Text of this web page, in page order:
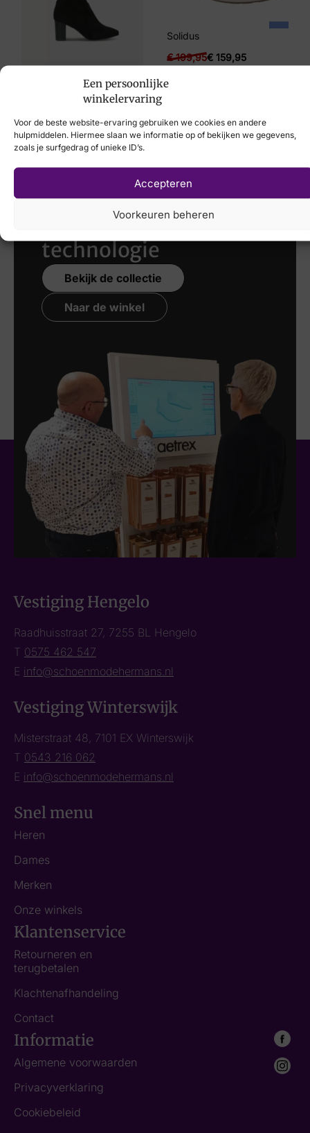
Een persoonlijke
winkelervaring
Voor de beste website-ervaring gebruiken we cookies en andere
hulpmiddelen. Hiermee slaan we informatie op of bekijken we gegevens,
zoals je surfgedrag of unieke ID’s.
Accepteren
Voorkeuren beheren
Olimpia
Solidus
€199,95€159,95
Laat uw voeten
scannenmet de
nieuwste 3D
technologie
Bekijk de collectie
Naar de winkel
Vestiging Hengelo
Raadhuisstraat 27, 7255 BL Hengelo
T 0575 462 547
E info@schoenmodehermans.nl
Vestiging Winterswijk
Misterstraat 48, 7101 EX Winterswijk
T 0543 216 062
E info@schoenmodehermans.nl
Snel menu
Heren
Dames
Merken
Onze winkels
Klantenservice
Retourneren en
terugbetalen
Klachtenafhandeling
Contact
Informatie
Algemene voorwaarden
Privacyverklaring
Cookiebeleid